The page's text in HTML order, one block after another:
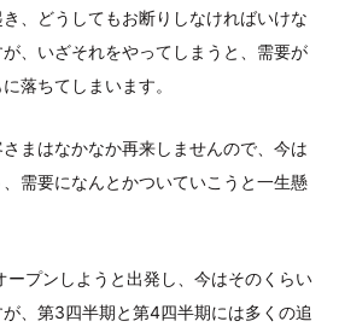
、どうしてもお断りしなければいけな
、いざそれをやってしまうと、需要が
落ちてしまいます。
まはなかなか再来しませんので、今は
需要になんとかついていこうと一生懸
プンしようと出発し、今はそのくらい
、第3四半期と第4四半期には多くの追